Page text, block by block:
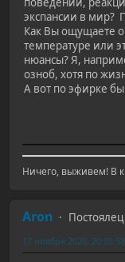
экспансии в мир?
Как Вы ощущаете
температуре или
нюансы? Я,
озноб, хотя по
А вот по эфирке
Ничего, выживем! В
Aron
Постоялец
17 ноября 2020, 20:05:58